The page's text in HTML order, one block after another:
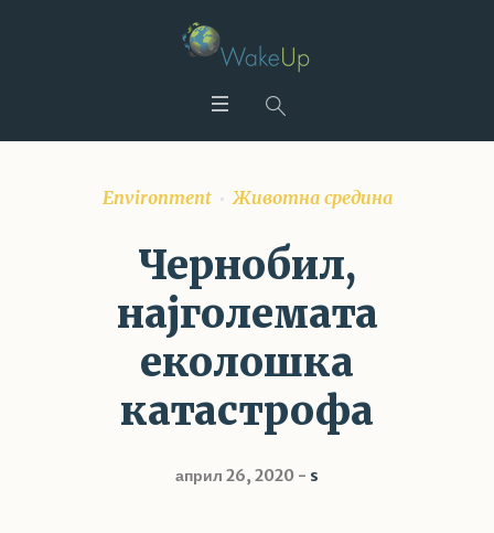
Environment Животна средина
Чернобил,
најголемата
еколошка
катастрофа
април 26, 2020 s